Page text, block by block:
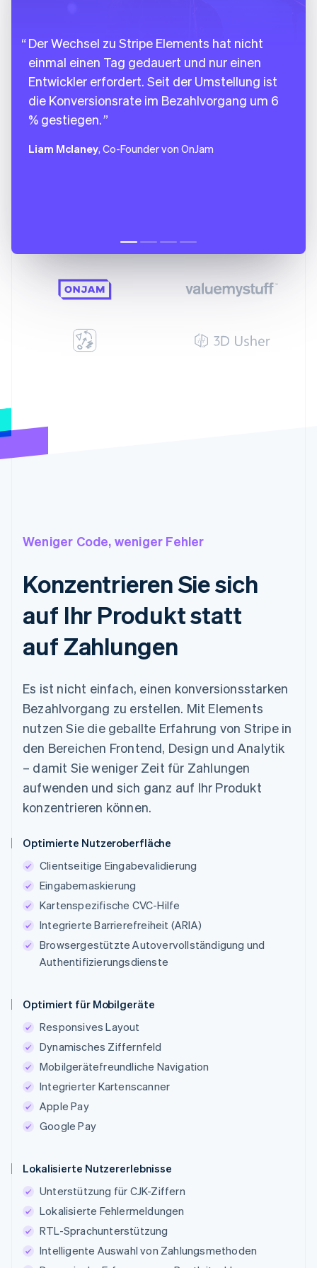
Der Wechsel zu Stripe Elements hat nicht
einmal einen Tag gedauert und nur einen
Entwickler erfordert. Seit der Umstellung ist
die Konversionsrate im Bezahlvorgang um 6
% gestiegen.
Liam Mclaney, Co-Founder von OnJam
Weniger Code, weniger Fehler
Konzentrieren Sie sich
auf Ihr Produkt statt
auf Zahlungen
Es ist nicht einfach, einen konversionsstarken
Bezahlvorgang zu erstellen. Mit Elements
nutzen Sie die geballte Erfahrung von Stripe in
den Bereichen Frontend, Design und Analytik
– damit Sie weniger Zeit für Zahlungen
aufwenden und sich ganz auf Ihr Produkt
konzentrieren können.
Optimierte Nutzeroberfläche
Clientseitige Eingabevalidierung
Eingabemaskierung
Kartenspezifische CVC-Hilfe
Integrierte Barrierefreiheit (ARIA)
Browsergestützte Autovervollständigung und
Authentifizierungsdienste
Optimiert für Mobilgeräte
Responsives Layout
Dynamisches Ziffernfeld
Mobilgerätefreundliche Navigation
Integrierter Kartenscanner
Apple Pay
Google Pay
Lokalisierte Nutzererlebnisse
Unterstützung für CJK-Ziffern
Lokalisierte Fehlermeldungen
RTL-Sprachunterstützung
Intelligente Auswahl von Zahlungsmethoden